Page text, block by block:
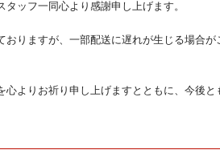
ッフ一同心より感謝申し上げます。
りますが、一部配送に遅れが生じる場合が
よりお祈り申し上げますとともに、今後